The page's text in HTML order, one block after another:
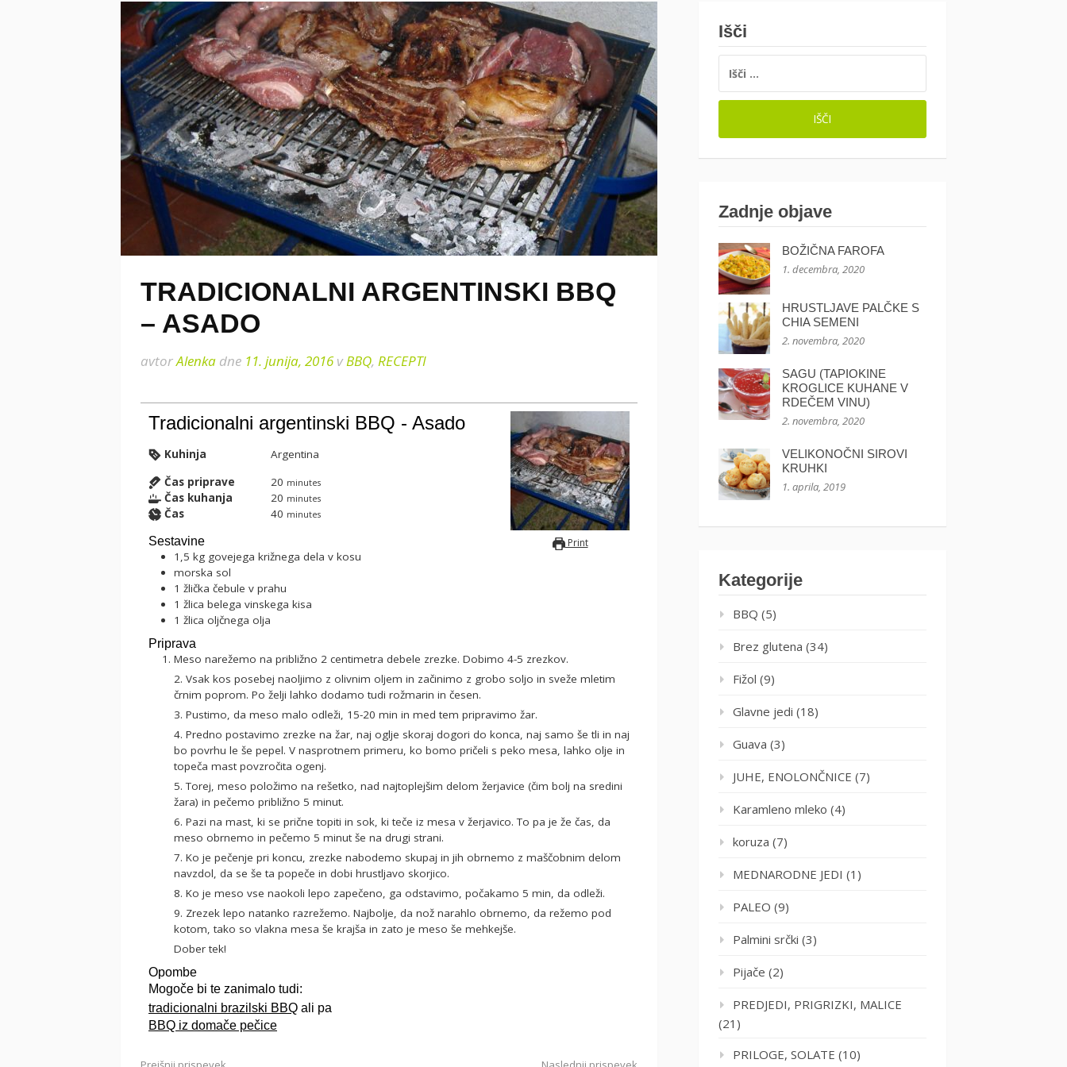
TRADICIONALNI ARGENTINSKI BBQ
– ASADO
avtorAlenka dne 11. junija, 2016vBBQ, RECEPTI
Print
Tradicionalni argentinski BBQ - Asado
Kuhinja
Argentina
Čas priprave
20 minutes
Čas kuhanja 20 minutes
Čas 40 minutes
Sestavine
1,5 kg govejega križnega dela v kosu
morska sol
1 žlička čebule v prahu
1 žlica belega vinskega kisa
1 žlica oljčnega olja
Priprava
Meso narežemo na približno 2 centimetra debele zrezke. Dobimo 4-5 zrezkov.
2. Vsak kos posebej naoljimo z olivnim oljem in začinimo z grobo soljo in sveže mletim
črnim poprom. Po želji lahko dodamo tudi rožmarin in česen.
3. Pustimo, da meso malo odleži, 15-20 min in med tem pripravimo žar.
4. Predno postavimo zrezke na žar, naj oglje skoraj dogori do konca, naj samo še tli in naj
bo povrhu le še pepel. V nasprotnem primeru, ko bomo pričeli s peko mesa, lahko olje in
topeča mast povzročita ogenj.
5. Torej, meso položimo na rešetko, nad najtoplejšim delom žerjavice (čim bolj na sredini
žara) in pečemo približno 5 minut.
6. Pazi na mast, ki se prične topiti in sok, ki teče iz mesa v žerjavico. To pa je že čas, da
meso obrnemo in pečemo 5 minut še na drugi strani.
7. Ko je pečenje pri koncu, zrezke nabodemo skupaj in jih obrnemo z maščobnim delom
navzdol, da se še ta popeče in dobi hrustljavo skorjico.
8. Ko je meso vse naokoli lepo zapečeno, ga odstavimo, počakamo 5 min, da odleži.
9. Zrezek lepo natanko razrežemo. Najbolje, da nož narahlo obrnemo, da režemo pod
kotom, tako so vlakna mesa še krajša in zato je meso še mehkejše.
Dober tek!
Opombe
Mogoče bi te zanimalo tudi:
tradicionalni brazilski BBQ ali pa
BBQ iz domače pečice
Išči
Zadnje objave
BOŽIČNA FAROFA
1. decembra, 2020
HRUSTLJAVE PALČKE S
CHIA SEMENI
2. novembra, 2020
SAGU (TAPIOKINE
KROGLICE KUHANE V
RDEČEM VINU)
2. novembra, 2020
VELIKONOČNI SIROVI
KRUHKI
1. aprila, 2019
Kategorije
BBQ (5)
Brez glutena (34)
Fižol (9)
Glavne jedi (18)
Guava (3)
JUHE, ENOLONČNICE (7)
Karamleno mleko (4)
koruza (7)
MEDNARODNE JEDI (1)
PALEO (9)
Palmini srčki (3)
Pijače (2)
PREDJEDI, PRIGRIZKI, MALICE
(21)
PRILOGE, SOLATE (10)